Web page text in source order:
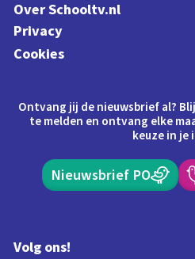
Over Schooltv.nl
Privacy
Cookies
Ontvang jij de nieuwsbrief al?
te melden en ontvang elke
keuze in je
Nieuwsbrief PO
Volg ons!